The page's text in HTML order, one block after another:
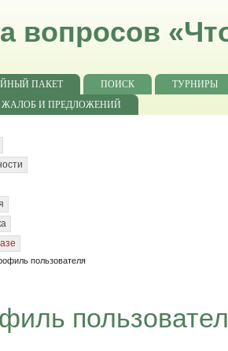
вопросов
ПАКЕТ ПОИСК
ТУРНИРЫ
ЖАЛОБ И ПРЕДЛОЖЕНИЙ
пользователя